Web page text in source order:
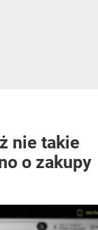
nie takie
o zakupy